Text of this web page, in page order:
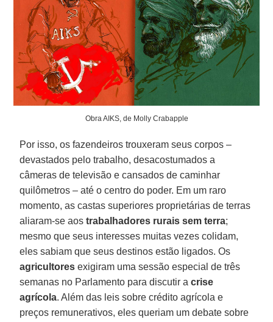
Obra AIKS, de Molly Crabapple
Por isso, os fazendeiros trouxeram seus corpos –
devastados pelo trabalho, desacostumados a
câmeras de televisão e cansados de caminhar
quilômetros – até o centro do poder. Em um raro
momento, as castas superiores proprietárias de terras
aliaram-se aos trabalhadores rurais sem terra;
mesmo que seus interesses muitas vezes colidam,
eles sabiam que seus destinos estão ligados. Os
agricultores exigiram uma sessão especial de três
semanas no Parlamento para discutir acrise
agrícola. Além das leis sobre crédito agrícola e
preços remunerativos, eles queriam um debate sobre